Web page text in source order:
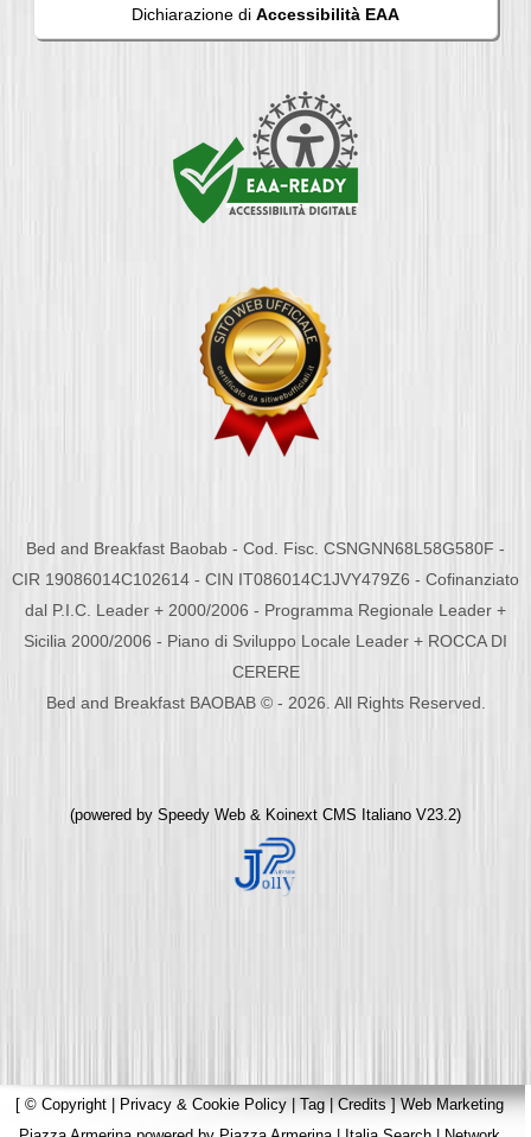
Dichiarazione di Accessibilità EAA
Bed and Breakfast Baobab - Cod. Fisc. CSNGNN68L58G580F -
CIR 19086014C102614 - CIN IT086014C1JVY479Z6 - Cofinanziato
dal P.I.C. Leader + 2000/2006 - Programma Regionale Leader +
Sicilia 2000/2006 - Piano di Sviluppo Locale Leader + ROCCA DI
CERERE
Bed and Breakfast BAOBAB © - 2026. All Rights Reserved.
(powered by Speedy Web & Koinext CMS Italiano V23.2)
[ © Copyright | Privacy & Cookie Policy | Tag|Credits]Web Marketing